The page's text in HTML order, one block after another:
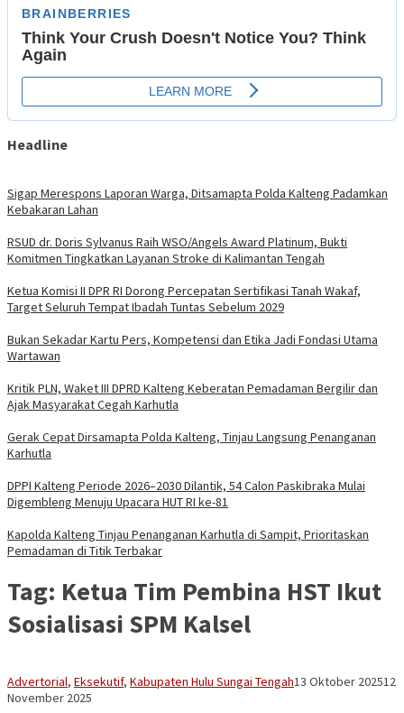
Headline
Sigap Merespons Laporan Warga, Ditsamapta Polda Kalteng Padamkan
Kebakaran Lahan
RSUD dr. Doris Sylvanus Raih WSO/Angels Award Platinum, Bukti
Komitmen Tingkatkan Layanan Stroke di Kalimantan Tengah
Ketua Komisi II DPR RI Dorong Percepatan Sertifikasi Tanah Wakaf,
Target Seluruh Tempat Ibadah Tuntas Sebelum 2029
Bukan Sekadar Kartu Pers, Kompetensi dan Etika Jadi Fondasi Utama
Wartawan
Kritik PLN, Waket III DPRD Kalteng Keberatan Pemadaman Bergilir dan
Ajak Masyarakat Cegah Karhutla
Gerak Cepat Dirsamapta Polda Kalteng, Tinjau Langsung Penanganan
Karhutla
DPPI Kalteng Periode 2026–2030 Dilantik, 54 Calon Paskibraka Mulai
Digembleng Menuju Upacara HUT RI ke-81
Kapolda Kalteng Tinjau Penanganan Karhutla di Sampit, Prioritaskan
Pemadaman di Titik Terbakar
Tag: Ketua Tim Pembina HST Ikut
Sosialisasi SPM Kalsel
Advertorial, Eksekutif, Kabupaten Hulu Sungai TengahMask
13 Oktober 202512
November 2025